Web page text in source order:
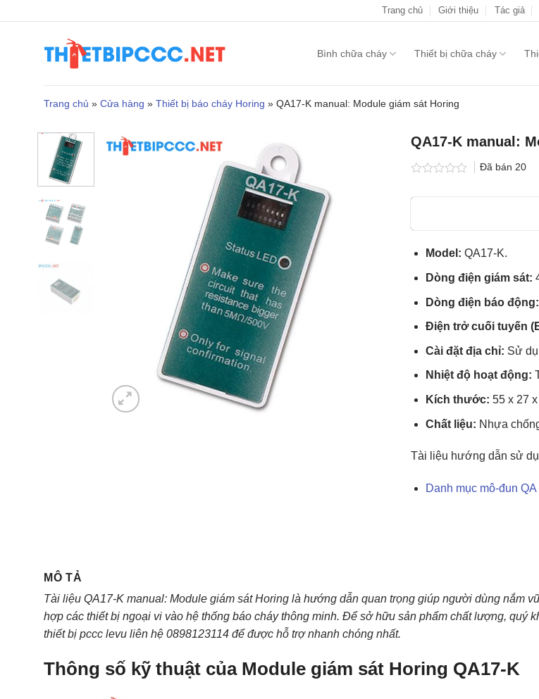
qua
Trang chủ Giới thiệu Tác giả
Bình chữa cháy Thiết bị chữa cháy
Trang chủ » Cửa hàng » Thiết bị báo cháy Horing » QA17-K manual: Module giám sát Horing
QA17-K manual:
xếp
5
Đã bán 20
Model: QA17-K.
Dòng điện giám sát:
Dòng điện báo động:
Điện trở cuối tuyến
Cài đặt địa chỉ: Sử
Nhiệt độ hoạt động:
Kích thước: 55 x 27
Chất liệu: Nhựa
Tài liệu hướng dẫn sử
Danh mục mô-đun QA
MÔ TẢ
Tài liệu QA17-K manual: Module giám sát Horing là hướng dẫn quan trọng giúp người dùng nắm
hợp các thiết bị ngoại vi vào hệ thống báo cháy thông minh. Để sở hữu sản phẩm chất lượng, quý
thiết bị pccc levu liên hệ 0898123114 để được hỗ trợ nhanh chóng nhất.
Thông số kỹ thuật của Module giám sát Horing QA17-K